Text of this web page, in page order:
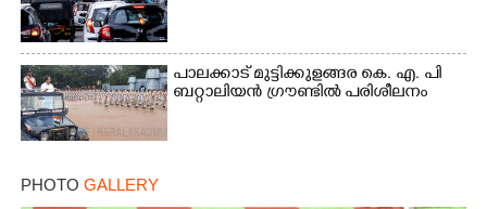
പാലക്കാട് മുട്ടിക്കുളങ്ങര കെ. എ. പി
ബറ്റാലിയൻ ഗ്രൗണ്ടിൽ പരിശീലനം
PHOTO GALLERY